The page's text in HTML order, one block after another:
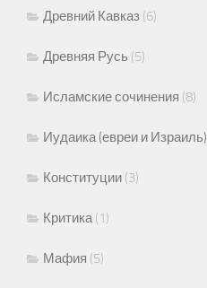
Древний Кавказ (6)
Древняя Русь (5)
Исламские сочинения (8)
Иудаика (евреи и Израиль)
Конституции (3)
Критика(1)
Мафия (5)